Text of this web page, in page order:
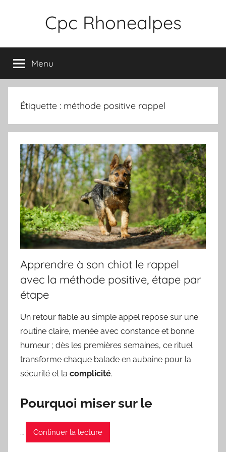
Cpc Rhonealpes
Menu
Étiquette : méthode positive rappel
Apprendre à son chiot le rappel
avec la méthode positive, étape par
étape
Un retour fiable au simple appel repose sur une
routine claire, menée avec constance et bonne
humeur ; dès les premières semaines, ce rituel
transforme chaque balade en aubaine pour la
sécurité et la complicité.
Pourquoi miser sur le
… Continuer la lecture